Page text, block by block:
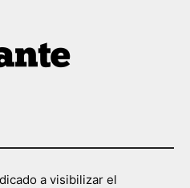
a visibilizar el